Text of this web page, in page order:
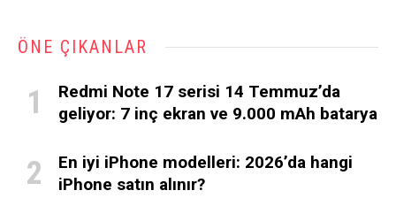
ÖNE ÇIKANLAR
Redmi Note 17 serisi 14 Temmuz’da
geliyor: 7 inç ekran ve 9.000 mAh batarya
En iyi iPhone modelleri: 2026’da hangi
iPhone satın alınır?